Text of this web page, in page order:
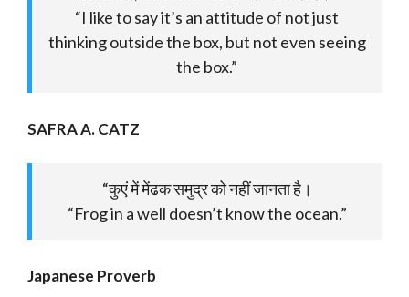
“I like to say it’s an attitude of not just
thinking outside the box, but not even seeing
the box.”
SAFRA A. CATZ
“कुएं में मेंढक समुद्र को नहीं जानता है।
“Frog in a well doesn’t know the ocean.”
Japanese Proverb